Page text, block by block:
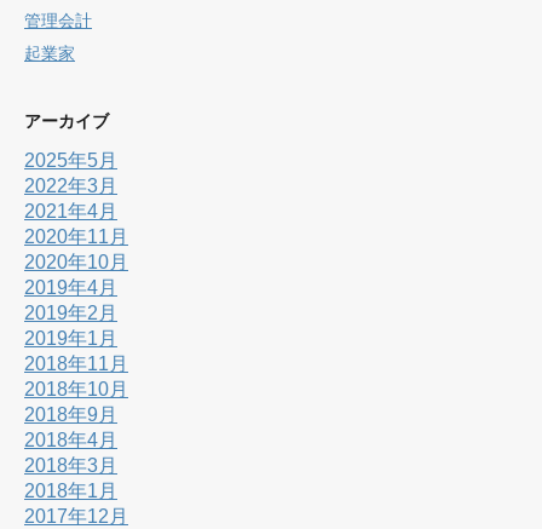
管理会計
起業家
アーカイブ
2025年5月
2022年3月
2021年4月
2020年11月
2020年10月
2019年4月
2019年2月
2019年1月
2018年11月
2018年10月
2018年9月
2018年4月
2018年3月
2018年1月
2017年12月